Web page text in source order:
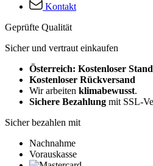
Kontakt
Geprüfte Qualität
Sicher und vertraut einkaufen
Österreich: Kostenloser
Kostenloser Rückversand
Wir arbeiten klimabewusst.
Sichere Bezahlung mit SSL-
Sicher bezahlen mit
Nachnahme
Vorauskasse